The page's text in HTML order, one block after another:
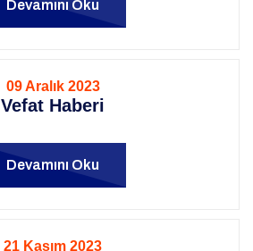
Devamını Oku
09 Aralık 2023
Vefat Haberi
Devamını Oku
21 Kasım 2023